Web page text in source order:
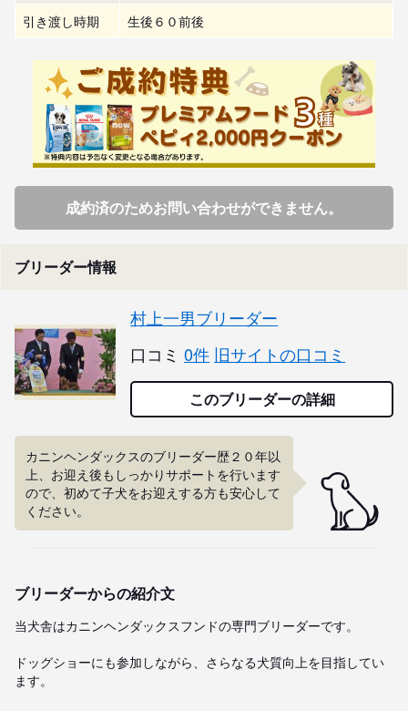
引き渡し時期
生後６０前後
成約済のためお問い合わせができません。
ブリーダー情報
村上一男ブリーダー
口コミ 0件 旧サイトの口コミ
このブリーダーの詳細
カニンヘンダックスのブリーダー歴２０年以
上、お迎え後もしっかりサポートを行います
ので、初めて子犬をお迎えする方も安心して
ください。
ブリーダーからの紹介文
当犬舎はカニンヘンダックスフンドの専門ブリーダーです。
ドッグショーにも参加しながら、さらなる犬質向上を目指してい
ます。